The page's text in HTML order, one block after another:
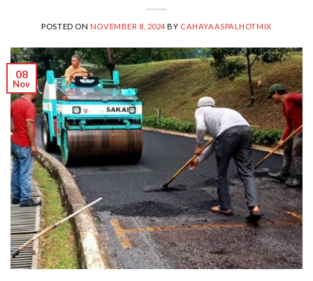
POSTED ON NOVEMBER 8, 2024 BY CAHAYAASPALHOTMIX
08
Nov